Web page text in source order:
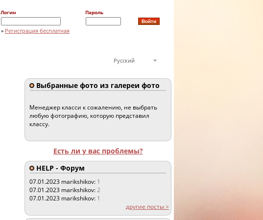
Логин Пароль
» Регистрация бесплатная
Русский
Выбранные фото из галереи фото
Менеджер класси к сожалению, не выбрать
любую фотографию, которую представил
классу.
Есть ли у вас проблемы?
HELP - Форум
07.01.2023 marikshikov: 1
07.01.2023 marikshikov:2
07.01.2023 marikshikov: 1
другие посты >